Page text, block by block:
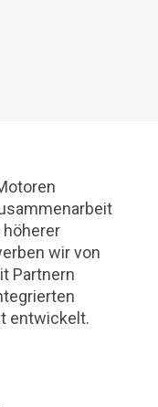
höherer
wir von
Partnern
entwickelt.